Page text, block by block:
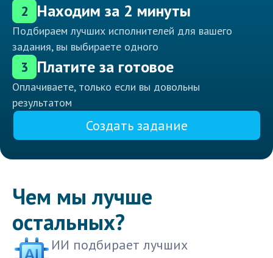
2 Находим за 2 минуты
Подбираем лучших исполнителей для вашего
задания, вы выбираете одного
3 Платите за готовое
Оплачиваете, только если вы довольны
результатом
Создать задание
Чем мы лучше
остальных?
ИИ подбирает лучших